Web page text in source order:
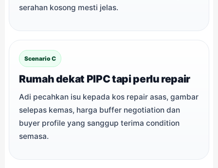
serahan kosong mesti jelas.
Scenario C
Rumah dekat PIPC tapi perlu repair
Adi pecahkan isu kepada kos repair asas, gambar
selepas kemas, harga buffer negotiation dan
buyer profile yang sanggup terima condition
semasa.